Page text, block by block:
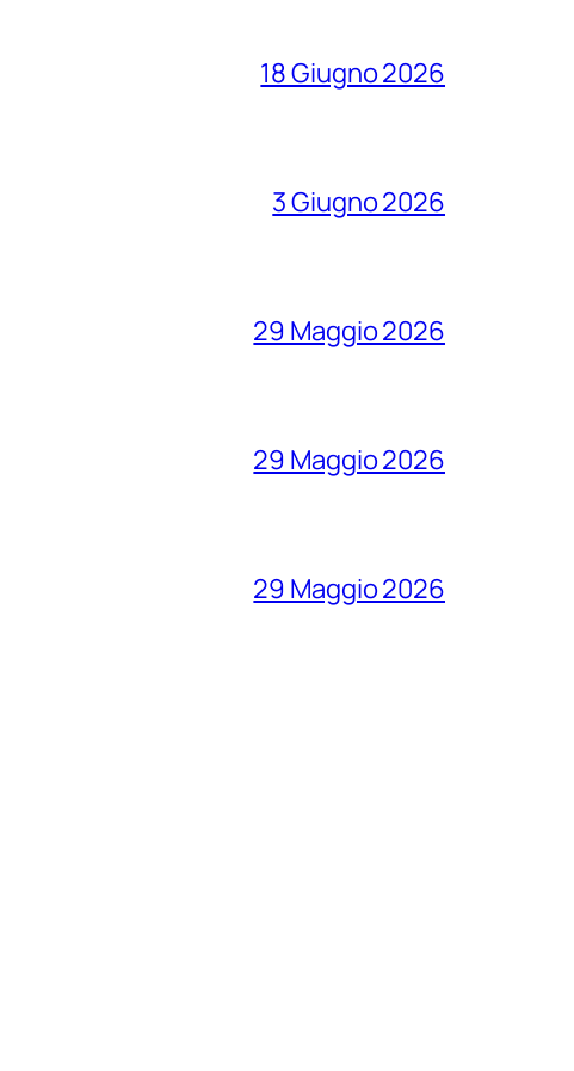
18 Giugno 2026
3 Giugno 2026
29 Maggio 2026
29 Maggio 2026
29 Maggio 2026